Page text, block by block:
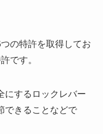
の特許を取得してお
です。
にするロックレバー
できることなどで